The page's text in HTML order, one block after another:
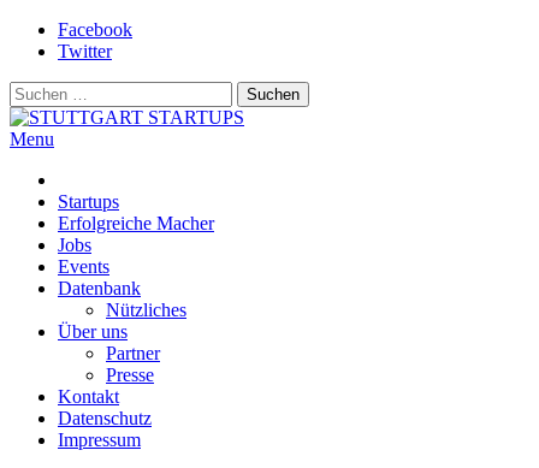
Skip
Facebook
Twitter
Suchen
nach:
Württemberg
Menu
Startups
Erfolgreiche Macher
Jobs
Events
Datenbank
Nützliches
Über uns
Partner
Presse
Kontakt
Datenschutz
Impressum